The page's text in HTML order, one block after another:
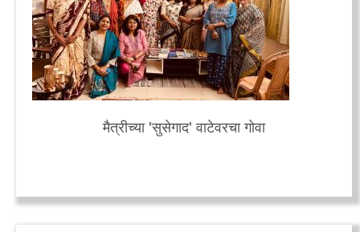
मैत्रीच्या 'सुसेगाद' वाटेवरचा गोवा